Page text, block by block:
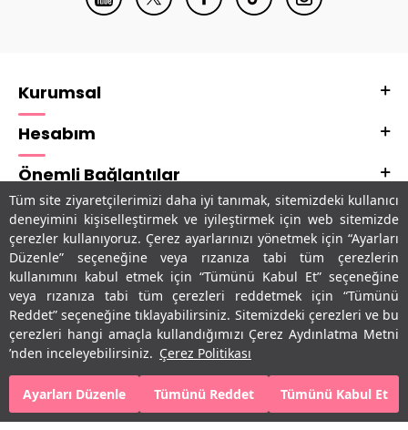
Tüm site ziyaretçilerimizi daha iyi tanımak, sitemizdeki kullanıcı
deneyimini kişiselleştirmek ve iyileştirmek için web sitemizde
çerezler kullanıyoruz. Çerez ayarlarınızı yönetmek için “Ayarları
Düzenle” seçeneğine veya rızanıza tabi tüm çerezlerin
kullanımını kabul etmek için “Tümünü Kabul Et” seçeneğine
veya rızanıza tabi tüm çerezleri reddetmek için “Tümünü
Reddet” seçeneğine tıklayabilirsiniz. Sitemizdeki çerezleri ve bu
çerezleri hangi amaçla kullandığımızı Çerez Aydınlatma Metni
’nden inceleyebilirsiniz. Çerez Politikası
Ayarları Düzenle Tümünü Reddet Tümünü Kabul Et
SEPETE EKLE HEMEN AL
Kurumsal
Hesabım
Önemli Bağlantılar
Adres & İletişim
Uygulamalarımız